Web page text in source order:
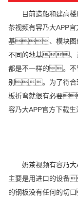
目前造船和建高楼
茶视频有容乃大APP
基、模块图
不同的地基、
都是不一样的。不
别。为了符合
板折弯就很有必要
容乃大APP官方下载
奶茶视频有容乃大
主要是用进口的设备
的钢板没有任何的切